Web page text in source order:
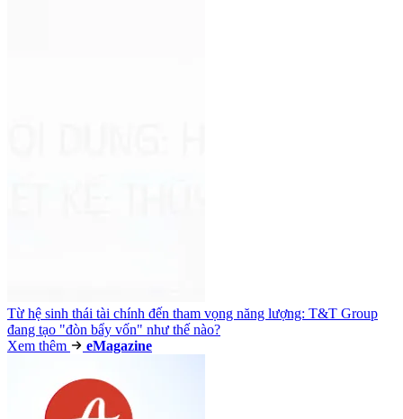
Từ hệ sinh thái tài chính đến tham vọng năng lượng: T&T Group
đang tạo "đòn bẩy vốn" như thế nào?
Xem thêm
eMagazine